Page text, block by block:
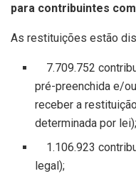
para contribuintes
As restituições estão
7.709.752
pré-preenchida e/
receber a
determinada por lei);
1.106.923
legal);